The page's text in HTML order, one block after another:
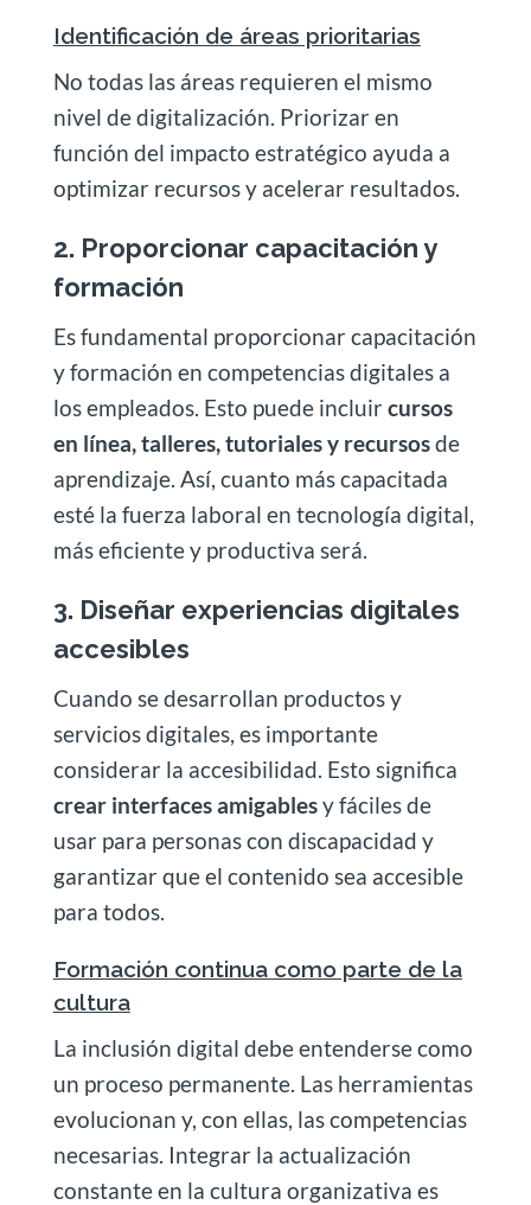
Identificación de áreas prioritarias
No todas las áreas requieren el mismo
nivel de digitalización. Priorizar en
función del impacto estratégico ayuda a
optimizar recursos y acelerar resultados.
2. Proporcionar capacitación y
formación
Es fundamental proporcionar capacitación
y formación en competencias digitales a
los empleados. Esto puede incluircursos
en línea, talleres, tutoriales y recursosde
aprendizaje. Así, cuanto más capacitada
esté la fuerza laboral en tecnología digital,
más eficiente y productiva será.
3. Diseñar experiencias digitales
accesibles
Cuando se desarrollan productos y
servicios digitales, es importante
considerar la accesibilidad. Esto significa
crear interfaces amigablesy fáciles de
usar para personas con discapacidad y
garantizar que el contenido sea accesible
para todos.
Formación continua como parte de la
cultura
La inclusión digital debe entenderse como
un proceso permanente. Las herramientas
evolucionan y, con ellas, las competencias
necesarias. Integrar la actualización
constante en la cultura organizativa es